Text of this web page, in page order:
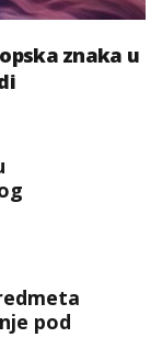
znaka u
pod